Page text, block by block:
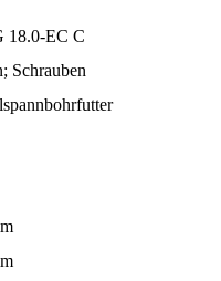
18.0-EC C
Schrauben